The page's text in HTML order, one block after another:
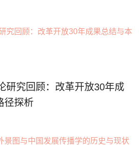
研究回顾：改革开放30年成
径探析